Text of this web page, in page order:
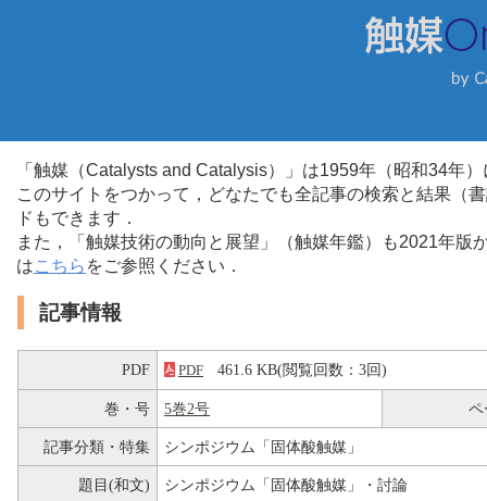
「触媒（Catalysts and Catalysis）」は1959年（昭和34年
このサイトをつかって，どなたでも全記事の検索と結果（
ドもできます．
また，「触媒技術の動向と展望」（触媒年鑑）も2021年
はこちら をご参照ください．
記事情報
PDF PDF 461.6 KB(閲覧回数：3回)
巻・号 5巻2号 ペ
記事分類・特集 シンポジウム「固体酸触媒」
題目(和文) シンポジウム「固体酸触媒」・討論